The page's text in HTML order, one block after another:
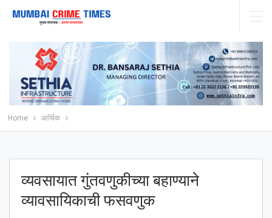
Home आर्थिक
व्यवसायात गुंतवणुकीच्या बहाण्याने
व्यावसायिकाची फसवणुक